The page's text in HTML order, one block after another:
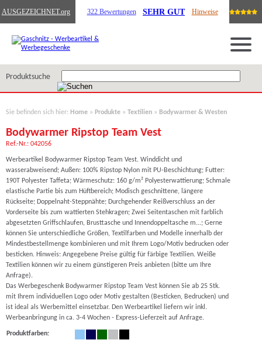
AUSGEZEICHNET.org 322 Bewertungen SEHR GUT Hinweise
Produktsuche
Sie befinden sich hier: Home » Produkte » Textilien » Bodywarmer & Westen
Bodywarmer Ripstop Team Vest
Ref.-Nr.: 042056
Werbeartikel Bodywarmer Ripstop Team Vest. Winddicht und
wasserabweisend; Außen: 100% Ripstop Nylon mit PU-Beschichtung; Futter:
190T Polyester Taffeta; Wärmeschutz: 160 g/m² Polyesterwattierung; Schmale
elastische Partie bis zum Hüftbereich; Modisch geschnittene, längere
Rückseite; Doppelnaht-Steppnähte; Durchgehender Reißverschluss an der
Vorderseite bis zum wattierten Stehkragen; Zwei Seitentaschen mit farblich
abgesetzten Griffschlaufen, Brusttasche und Innendoppeltasche m...; Gerne
können Sie unterschiedliche Größen, Textilfarben und Modelle innerhalb der
Mindestbestellmenge kombinieren und mit Ihrem Logo/Motiv bedrucken oder
besticken. Hinweis: Angegebene Preise gültig für färbige Textilien. Weiße
Textilien können wir zu einem günstigeren Preis anbieten (bitte um Ihre
Anfrage).
Das Werbegeschenk Bodywarmer Ripstop Team Vest können Sie ab 25 Stk.
mit Ihrem individuellen Logo oder Motiv gestalten (Besticken, Bedrucken) und
ist ideal als Werbemittel einsetzbar. Den Werbeartikel liefern wir inkl.
Werbeanbringung in ca. 3-4 Wochen - Express-Lieferzeit auf Anfrage.
Produktfarben: